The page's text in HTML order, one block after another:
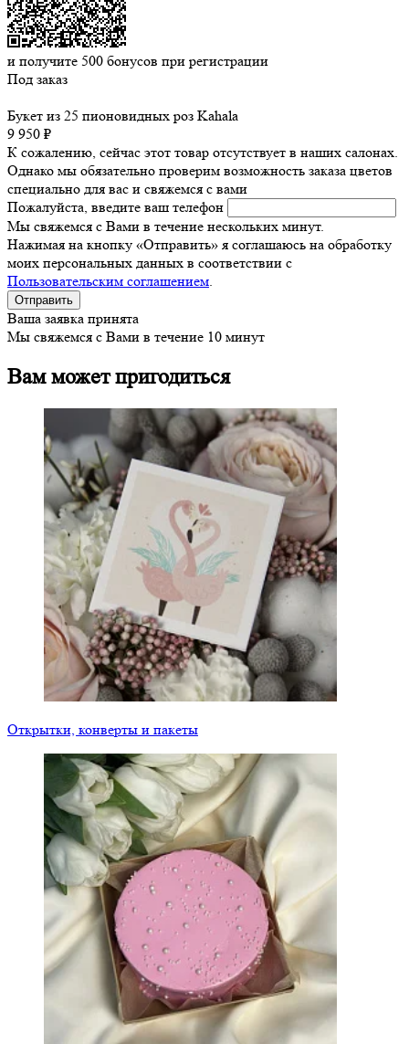
и получите 500 бонусов при регистрации
Под заказ
Букет из 25 пионовидных роз Kahala
9 950 ₽
К сожалению, сейчас этот товар отсутствует в наших салонах.
Однако мы обязательно проверим возможность заказа цветов
специально для вас и свяжемся с вами
Пожалуйста, введите ваш телефон
Мы свяжемся с Вами в течение нескольких минут.
Нажимая на кнопку «Отправить» я соглашаюсь на обработку
моих персональных данных в соответствии с
Пользовательским соглашением.
Ваша заявка принята
Мы свяжемся с Вами в течение 10 минут
Вам может пригодиться
Открытки, конверты и пакеты